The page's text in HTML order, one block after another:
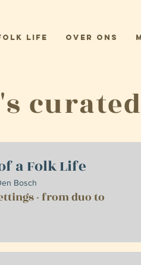
Life Over ons
a Folk Life
- from duo to
Bosch